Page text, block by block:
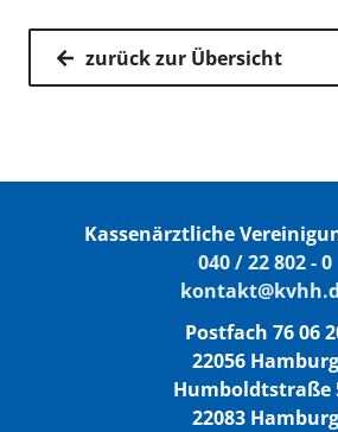
zurück zur Übersicht
Kassenärztliche
040 / 22 802 - 0
Postfach 76 06
22056 Hamburg
Humboldtstraße
22083 Hamburg